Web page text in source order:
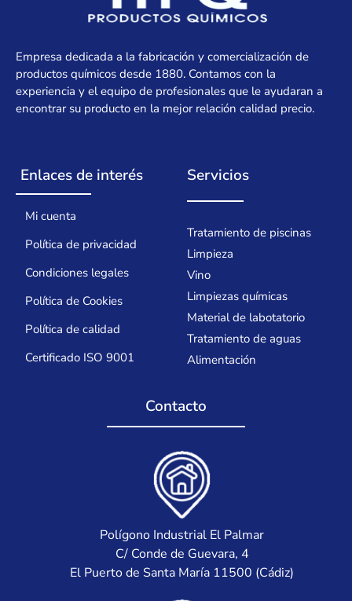
Empresa dedicada a la fabricación y comercialización de
productos químicos desde 1880. Contamos con la
experiencia y el equipo de profesionales que le ayudaran a
encontrar su producto en la mejor relación calidad precio.
Enlaces de interés
Mi cuenta
Política de privacidad
Condiciones legales
Política de Cookies
Política de calidad
Certificado ISO 9001
Servicios
Tratamiento de piscinas
Limpieza
Vino
Limpiezas químicas
Material de labotatorio
Tratamiento de aguas
Alimentación
Contacto
Polígono Industrial El Palmar
C/ Conde de Guevara, 4
El Puerto de Santa María 11500 (Cádiz)